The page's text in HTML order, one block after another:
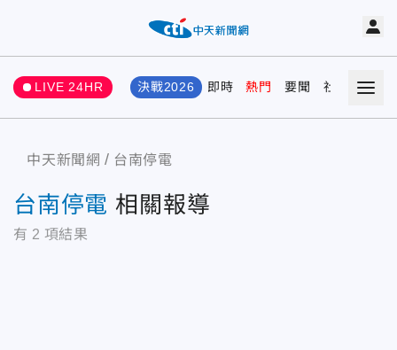
LIVE 24HR 決戰2026 即時 熱門 要聞 社會 娛樂
中天新聞網 台南停電
台南停電 相關報導
有 2 項結果